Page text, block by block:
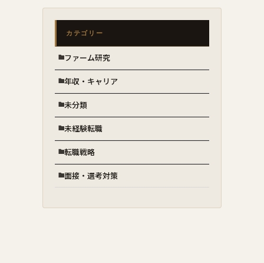
カテゴリー
ファーム研究
年収・キャリア
未分類
未経験転職
転職戦略
面接・選考対策